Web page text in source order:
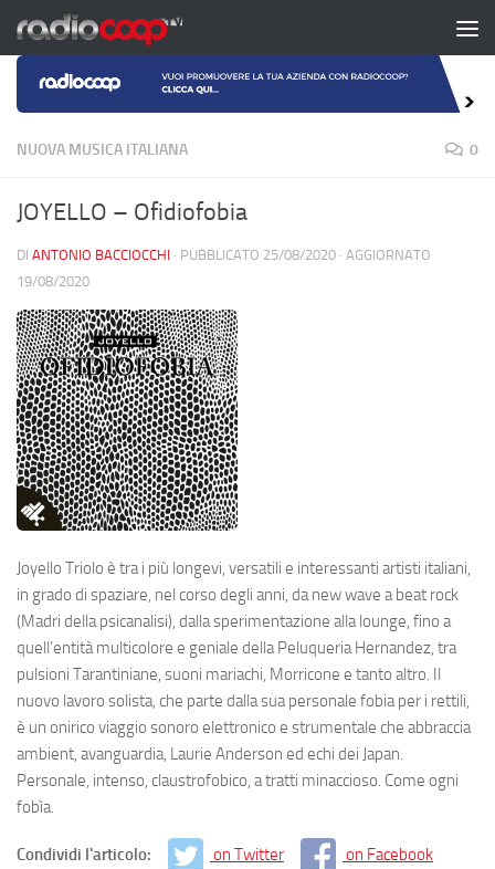
Salta al contenuto
NUOVA MUSICA ITALIANA 0
JOYELLO – Ofidiofobia
DI ANTONIO BACCIOCCHI · PUBBLICATO 25/08/2020 · AGGIORNATO
19/08/2020
Joyello Triolo è tra i più longevi, versatili e interessanti artisti italiani,
in grado di spaziare, nel corso degli anni, da new wave a beat rock
(Madri della psicanalisi), dalla sperimentazione alla lounge, fino a
quell’entità multicolore e geniale della Peluqueria Hernandez, tra
pulsioni Tarantiniane, suoni mariachi, Morricone e tanto altro. Il
nuovo lavoro solista, che parte dalla sua personale fobia per i rettili,
è un onirico viaggio sonoro elettronico e strumentale che abbraccia
ambient, avanguardia, Laurie Anderson ed echi dei Japan.
Personale, intenso, claustrofobico, a tratti minaccioso. Come ogni
fobìa.
Condividi l'articolo: on Twitter on Facebook